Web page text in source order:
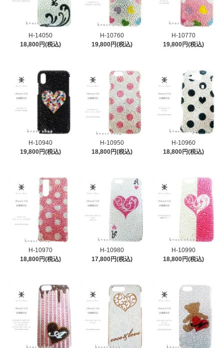
H-14050
18,800円(税込)
H-10760
19,800円(税込)
H-10770
19,800円(税込)
H-10940
19,800円(税込)
H-10950
18,800円(税込)
H-10960
18,800円(税込)
H-10970
18,800円(税込)
H-10980
17,800円(税込)
H-10990
18,800円(税込)